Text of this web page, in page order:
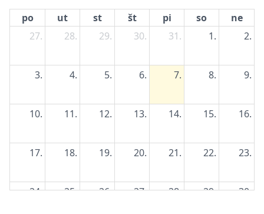
po ut st št pi so
ne
27.
28. 29. 30. 31. 1. 2.
3. 4. 5. 6. 7. 8. 9.
10. 11. 12. 13. 14. 15. 16.
17. 18. 19. 20. 21. 22. 23.
24. 25. 26. 27. 28. 29. 30.